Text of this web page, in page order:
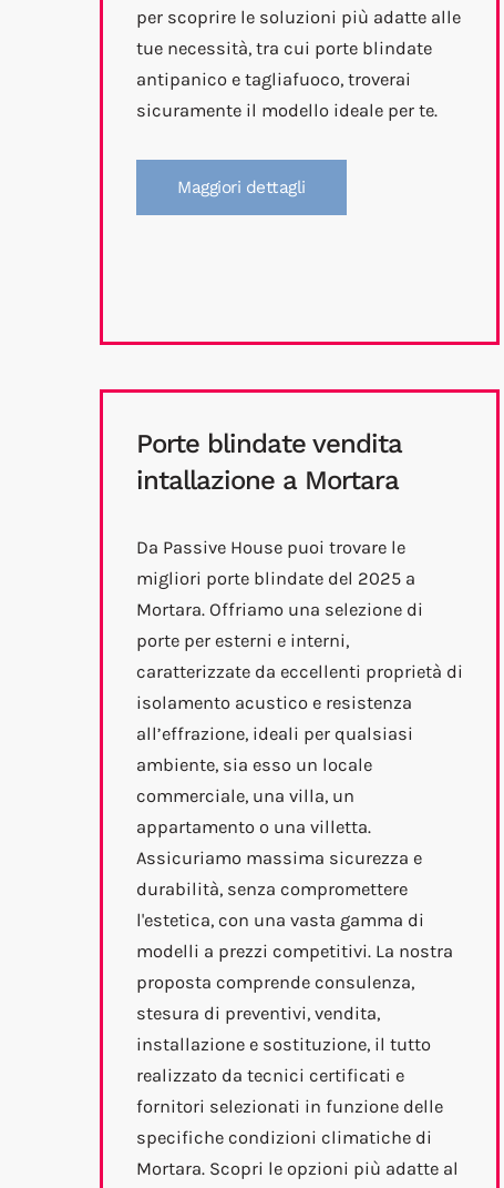
per scoprire le soluzioni più adatte alle
tue necessità, tra cui porte blindate
antipanico e tagliafuoco, troverai
sicuramente il modello ideale per te.
Maggiori dettagli
Porte blindate vendita
intallazione a Mortara
Da Passive House puoi trovare le
migliori porte blindate del 2025 a
Mortara. Offriamo una selezione di
porte per esterni e interni,
caratterizzate da eccellenti proprietà di
isolamento acustico e resistenza
all’effrazione, ideali per qualsiasi
ambiente, sia esso un locale
commerciale, una villa, un
appartamento o una villetta.
Assicuriamo massima sicurezza e
durabilità, senza compromettere
l'estetica, con una vasta gamma di
modelli a prezzi competitivi. La nostra
proposta comprende consulenza,
stesura di preventivi, vendita,
installazione e sostituzione, il tutto
realizzato da tecnici certificati e
fornitori selezionati in funzione delle
specifiche condizioni climatiche di
Mortara. Scopri le opzioni più adatte al